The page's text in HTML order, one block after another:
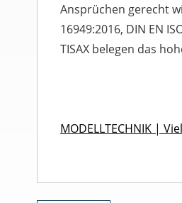
Ansprüchen gerecht
16949:2016, DIN EN
TISAX belegen das
MODELLTECHNIK |